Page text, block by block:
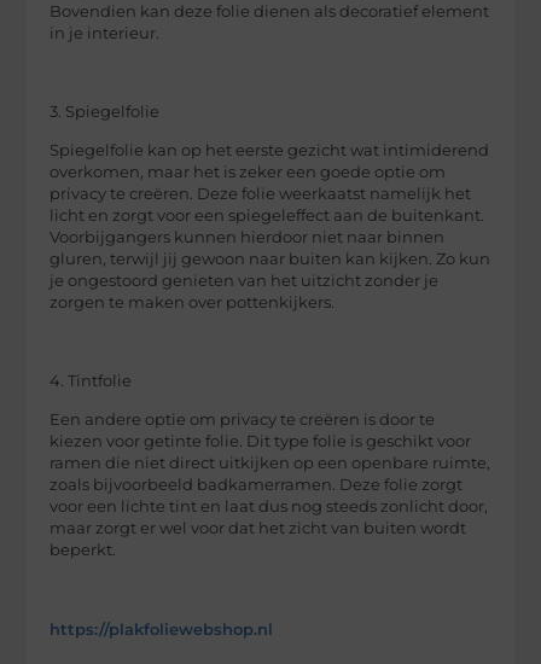
Bovendien kan deze folie dienen als decoratief element
in je interieur.
3. Spiegelfolie
Spiegelfolie kan op het eerste gezicht wat intimiderend
overkomen, maar het is zeker een goede optie om
privacy te creëren. Deze folie weerkaatst namelijk het
licht en zorgt voor een spiegeleffect aan de buitenkant.
Voorbijgangers kunnen hierdoor niet naar binnen
gluren, terwijl jij gewoon naar buiten kan kijken. Zo kun
je ongestoord genieten van het uitzicht zonder je
zorgen te maken over pottenkijkers.
4. Tintfolie
Een andere optie om privacy te creëren is door te
kiezen voor getinte folie. Dit type folie is geschikt voor
ramen die niet direct uitkijken op een openbare ruimte,
zoals bijvoorbeeld badkamerramen. Deze folie zorgt
voor een lichte tint en laat dus nog steeds zonlicht door,
maar zorgt er wel voor dat het zicht van buiten wordt
beperkt.
https://plakfoliewebshop.nl